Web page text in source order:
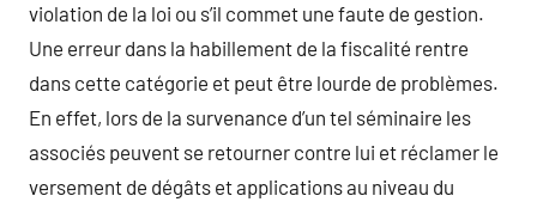
violation de la loi ou s’il commet une faute de gestion.
Une erreur dans la habillement de la fiscalité rentre
dans cette catégorie et peut être lourde de problèmes.
En effet, lors de la survenance d’un tel séminaire les
associés peuvent se retourner contre lui et réclamer le
versement de dégâts et applications au niveau du